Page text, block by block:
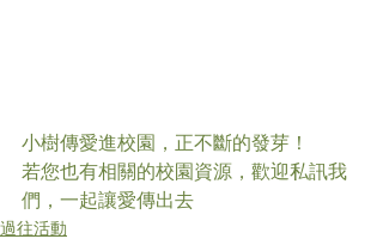
小樹傳愛進校園，正不斷的發芽！
若您也有相關的校園資源，歡迎私訊我
們，一起讓愛傳出去
過往活動